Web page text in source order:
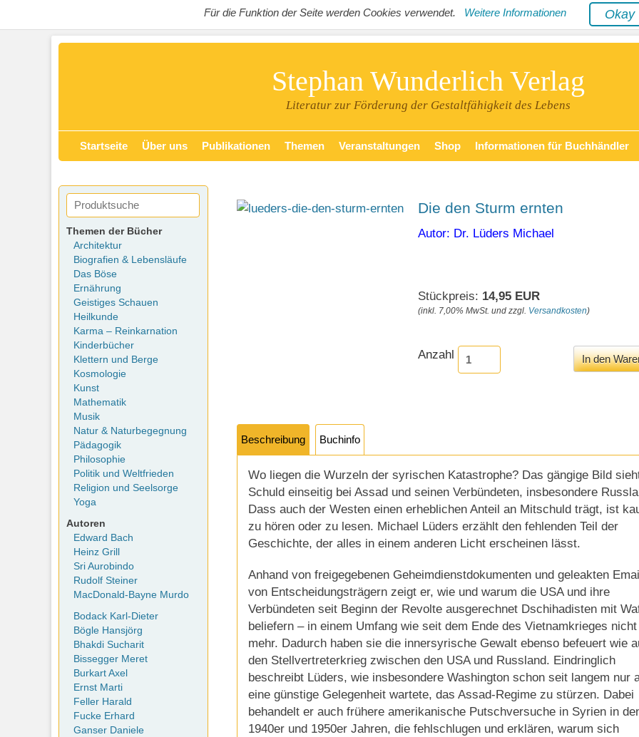
Für die Funktion der Seite werden Cookies verwendet. Weitere Informationen Okay
Stephan Wunderlich Verlag
Literatur zur Förderung der Gestaltfähigkeit des Lebens
Primäres Menü
Inhalt
Startseite Über uns Publikationen Themen Veranstaltungen Shop Informationen für Buchhändler
Die den Sturm ernten
Autor: Dr. Lüders Michael
Stückpreis: 14,95 EUR
(inkl. 7,00% MwSt. und zzgl. Versandkosten)
Anzahl
Beschreibung Buchinfo
Wo liegen die Wurzeln der syrischen Katastrophe? Das gängige Bild
Schuld einseitig bei Assad und seinen Verbündeten, insbesondere
Dass auch der Westen einen erheblichen Anteil an Mitschuld trägt, ist
zu hören oder zu lesen. Michael Lüders erzählt den fehlenden Teil der
Geschichte, der alles in einem anderen Licht erscheinen lässt.
Anhand von freigegebenen Geheimdienstdokumenten und geleakten
von Entscheidungsträgern zeigt er, wie und warum die USA und ihre
Verbündeten seit Beginn der Revolte ausgerechnet Dschihadisten mit
beliefern – in einem Umfang wie seit dem Ende des Vietnamkrieges nicht
mehr. Dadurch haben sie die innersyrische Gewalt ebenso befeuert wie
den Stellvertreterkrieg zwischen den USA und Russland. Eindringlich
beschreibt Lüders, wie insbesondere Washington schon seit langem nur
eine günstige Gelegenheit wartete, das Assad-Regime zu stürzen. Dabei
behandelt er auch frühere amerikanische Putschversuche in Syrien in
1940er und 1950er Jahren, die fehlschlugen und erklären, warum sich
Themen der Bücher
Architektur
Biografien & Lebensläufe
Das Böse
Ernährung
Geistiges Schauen
Heilkunde
Karma – Reinkarnation
Kinderbücher
Klettern und Berge
Kosmologie
Kunst
Mathematik
Musik
Natur & Naturbegegnung
Pädagogik
Philosophie
Politik und Weltfrieden
Religion und Seelsorge
Yoga
Autoren
Edward Bach
Heinz Grill
Sri Aurobindo
Rudolf Steiner
MacDonald-Bayne Murdo
Bodack Karl-Dieter
Bögle Hansjörg
Bhakdi Sucharit
Bissegger Meret
Burkart Axel
Ernst Marti
Feller Harald
Fucke Erhard
Ganser Daniele